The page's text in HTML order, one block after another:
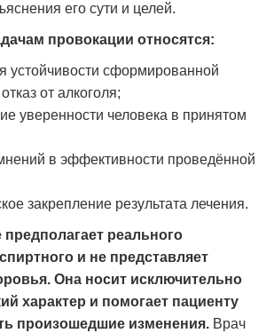
его сути и целей.
провокации относятся:
устойчивости сформированной
от алкоголя;
уверенности человека в принятом
в эффективности проведённой
закрепление результата лечения.
реального
и не представляет
Она носит исключительно
характер и помогает пациенту
произошедшие изменения. Врач